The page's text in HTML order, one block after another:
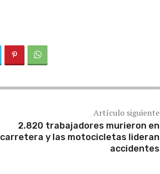
Artículo siguiente
2.820 trabajadores murieron en
carretera y las motocicletas lideran
accidentes